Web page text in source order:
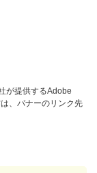
が提供するAdobe
、バナーのリンク先